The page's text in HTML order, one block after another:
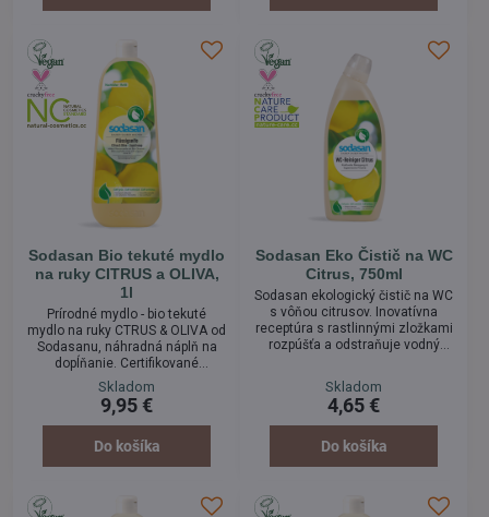
Sodasan Bio tekuté mydlo
na ruky CITRUS a OLIVA,
1l
Prírodné mydlo - bio tekuté
mydlo na ruky CTRUS & OLIVA od
Sodasanu, náhradná náplň na
dopĺňanie. Certifikované
organické rastlinné mydlo pre
jemnú starostlivosť o ruky a telo.
Toto jemné tekuté mydlo s
ovocnými tónmi citrusov
poskytuje osviežujúci zážitok.
Skladom
9,95 €
Do košíka
Sodasan Eko Čistič na WC
Citrus, 750ml
Sodasan ekologický čistič na WC
s vôňou citrusov. Inovatívna
receptúra s rastlinnými zložkami
rozpúšťa a odstraňuje vodný
Skladom
4,65 €
Do košíka